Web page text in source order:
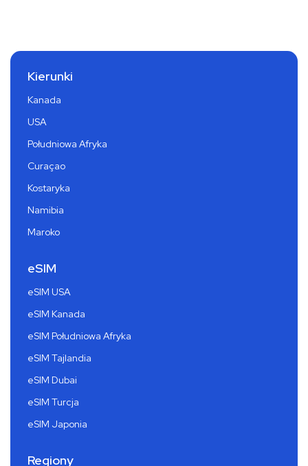
Kierunki
Kanada
USA
Południowa Afryka
Curaçao
Kostaryka
Namibia
Maroko
eSIM
eSIM USA
eSIM Kanada
eSIM Południowa Afryka
eSIM Tajlandia
eSIM Dubai
eSIM Turcja
eSIM Japonia
Regiony